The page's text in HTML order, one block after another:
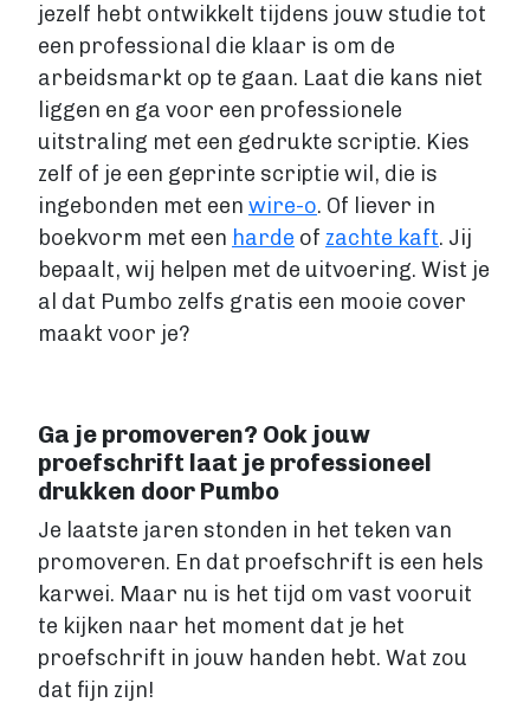
Lifestyle boek
Kennis boek
Fictie boek
Luisterboek
ZAKELIJK
Zakelijk boek
Coachingboek
Marketingboek
LIFESTYLE
Lifestyle
Biografie
Reisboek
Boek schrijven
Fictie
Chicklit
Fantasy
Kinderboek
Roman
Thriller
jezelf hebt ontwikkelt tijdens jouw studie tot
een professional die klaar is om de
arbeidsmarkt op te gaan. Laat die kans niet
liggen en ga voor een professionele
uitstraling met een gedrukte scriptie. Kies
zelf of je een geprinte scriptie wil, die is
ingebonden met een wire-o. Of liever in
boekvorm met een harde of zachte kaft. Jij
bepaalt, wij helpen met de uitvoering. Wist je
al dat Pumbo zelfs gratis een mooie cover
maakt voor je?
Ga je promoveren? Ook jouw
proefschrift laat je professioneel
drukken door Pumbo
Je laatste jaren stonden in het teken van
promoveren. En dat proefschrift is een hels
karwei. Maar nu is het tijd om vast vooruit
te kijken naar het moment dat je het
proefschrift in jouw handen hebt. Wat zou
dat fijn zijn!